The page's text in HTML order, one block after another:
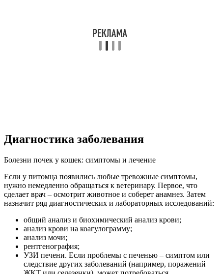
Диагностика заболевания
Болезни почек у кошек: симптомы и лечение
Если у питомца появились любые тревожные симптомы,
нужно немедленно обращаться к ветеринару. Первое, что
сделает врач – осмотрит животное и соберет анамнез. Затем
назначит ряд диагностических и лабораторных исследований:
общий анализ и биохимический анализ крови;
анализ крови на коагулограмму;
анализ мочи;
рентгенография;
УЗИ печени. Если проблемы с печенью – симптом или
следствие других заболеваний (например, поражений